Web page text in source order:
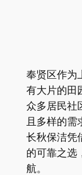
奉贤区作为
有大片的田
众多居民社
且多样的需
长秋保洁凭
的可靠之选
航。​